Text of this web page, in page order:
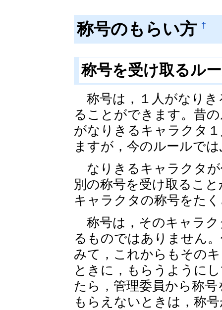
称号のもらい方 †
称号を受け取るル
称号は，１人がなりき
ることができます。昔
がなりきるキャラクタ
ますが，今のルールで
なりきるキャラクタが
別の称号を受け取るこ
キャラクタの称号をた
称号は，そのキャラク
るものではありません
みて，これからもその
ときに，もらうように
たら，管理委員から称
もらえないときは，称